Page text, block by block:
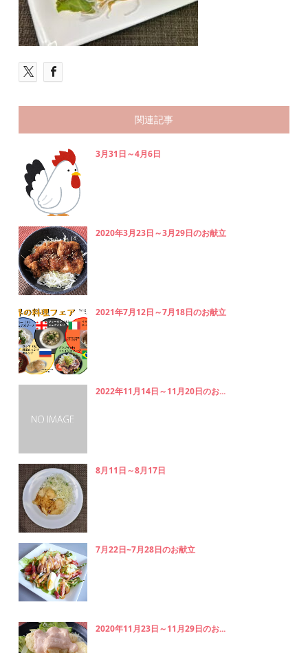
関連記事
3月31日～4月6日
2020年3月23日～3月29日のお献立
2021年7月12日～7月18日のお献立
2022年11月14日～11月20日のお...
8月11日～8月17日
7月22日~7月28日のお献立
2020年11月23日～11月29日のお...